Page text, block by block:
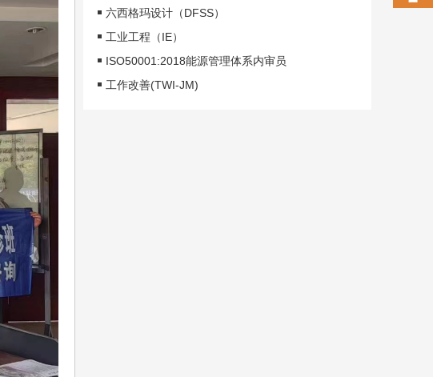
六西格玛设计（DFSS）
工业工程（IE）
ISO50001:2018能源管理体系内审员
工作改善(TWI-JM)